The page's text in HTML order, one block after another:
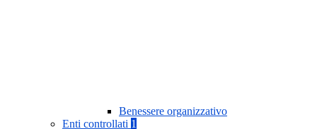
Benessere organizzativo
Enti controllati 1